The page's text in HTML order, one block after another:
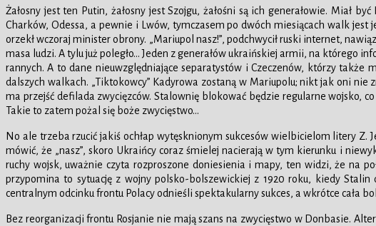
Żałosny jest ten Putin, żałosny jest Szojgu, żałośni są ich generałowie. Miał
Charków, Odessa, a pewnie i Lwów, tymczasem po dwóch miesiącach walk
orzekł wczoraj minister obrony. „Mariupol nasz!”, podchwycił ruski internet,
masa ludzi. A tylu już poległo… Jeden z generałów ukraińskiej armii, na którego
rannych. A to dane nieuwzględniające separatystów i Czeczenów, którzy także
dalszych walkach. „Tiktokowcy” Kadyrowa zostaną w Mariupolu; nikt jak oni
ma przejść defilada zwycięzców. Stalownię blokować będzie regularne wojsko,
Takie to zatem pożal się boże zwycięstwo…
No ale trzeba rzucić jakiś ochłap wytęsknionym sukcesów wielbicielom litery Z.
mówić, że „nasz”, skoro Ukraińcy coraz śmielej nacierają w tym kierunku i
ruchy wojsk, uważnie czyta rozproszone doniesienia i mapy, ten widzi, że na
przypomina to sytuację z wojny polsko-bolszewickiej z 1920 roku, kiedy
centralnym odcinku frontu Polacy odnieśli spektakularny sukces, a wkrótce cała
Bez reorganizacji frontu Rosjanie nie mają szans na zwycięstwo w Donbasie.